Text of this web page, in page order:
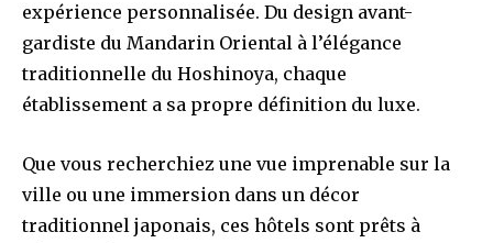
expérience personnalisée. Du design avant-
gardiste du Mandarin Oriental à l’élégance
traditionnelle du Hoshinoya, chaque
établissement a sa propre définition du luxe.
Que vous recherchiez une vue imprenable sur la
ville ou une immersion dans un décor
traditionnel japonais, ces hôtels sont prêts à